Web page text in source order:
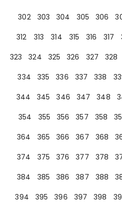
302
303 304 305 306
312
313 314 315 316 317
323
324 325 326 327 328
334
335 336 337 338
344
345 346 347 348
354
355 356 357 358
364
365 366 367 368
374
375 376 377 378
384
385 386 387 388
394
395 396 397 398